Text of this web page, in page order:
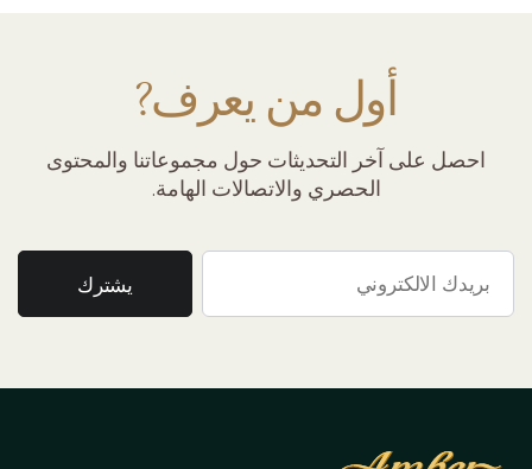
أول من يعرف?
احصل على آخر التحديثات حول مجموعاتنا والمحتوى
الحصري والاتصالات الهامة.